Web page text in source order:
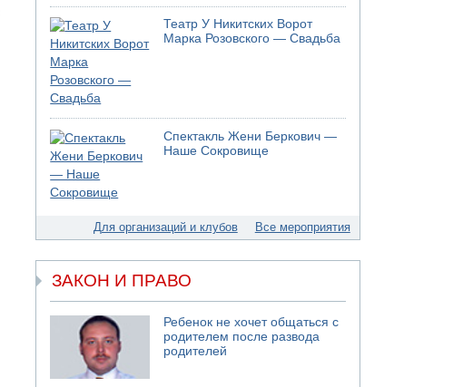
Израиль провел испытания системы
противоракетной обороны "Хец"
МАДА призывает израильтян срочно сдавать
кровь
Бывший посол Израиля в ООН Гилад Эрдан
объявит в четверг о создании новой
политической партии
На севере Израиля на берег выбросило тело
05.08.2026 13:32
В России горят новые склады
Театр У Никитских Ворот
Марка Розовского — Свадьба
Спектакль Жени Беркович —
Наше Сокровище
Для организаций и клубов Все мероприятия
ЗАКОН И ПРАВО
Ребенок не хочет общаться с
родителем после развода
родителей